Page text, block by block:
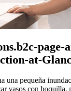
page-
at-
una pequeña
vasos con boquilla,